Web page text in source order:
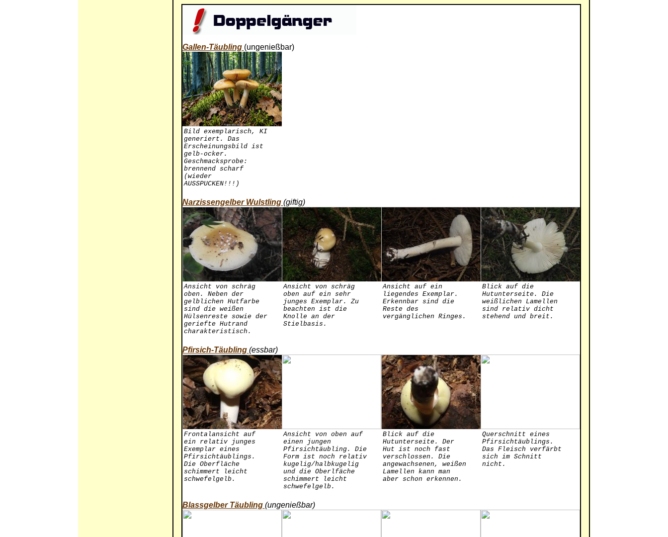
Gallen-Täubling (ungenießbar)
Bild exemplarisch, KI
generiert. Das
Erscheinungsbild ist
gelb-ocker.
Geschmacksprobe:
brennend scharf
(wieder
AUSSPUCKEN!!!)
Narzissengelber Wulstling (giftig)
Ansicht von schräg
oben. Neben der
gelblichen Hutfarbe
sind die weißen
Hülsenreste sowie der
geriefte Hutrand
charakteristisch.
Ansicht von schräg
oben auf ein sehr
junges Exemplar. Zu
beachten ist die
Knolle an der
Stielbasis.
Ansicht auf ein
liegendes Exemplar.
Erkennbar sind die
Reste des
vergänglichen Ringes.
Blick auf die
Hutunterseite. Die
weißlichen Lamellen
sind relativ dicht
stehend und breit.
Pfirsich-Täubling (essbar)
Frontalansicht auf
ein relativ junges
Exemplar eines
Pfirsichtäublings.
Die Oberfläche
schimmert leicht
schwefelgelb.
Ansicht von oben auf
einen jungen
Pfirsichtäubling. Die
Form ist noch relativ
kugelig/halbkugelig
und die Oberlfäche
schimmert leicht
schwefelgelb.
Blick auf die
Hutunterseite. Der
Hut ist noch fast
verschlossen. Die
angewachsenen, weißen
Lamellen kann man
aber schon erkennen.
Querschnitt eines
Pfirsichtäublings.
Das Fleisch verfärbt
sich im Schnitt
nicht.
Blassgelber Täubling (ungenießbar)